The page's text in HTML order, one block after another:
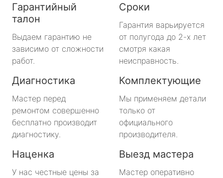
Гарантийный
талон
Выдаем гарантию не
зависимо от сложности
работ.
Сроки
Гарантия варьируется
от полугода до 2-х лет
смотря какая
неисправность.
Диагностика
Мастер перед
ремонтом совершенно
бесплатно производит
диагностику.
Комплектующие
Мы применяем детали
только от
официального
производителя.
Наценка
У нас честные цены за
Выезд мастера
Мастер оперативно